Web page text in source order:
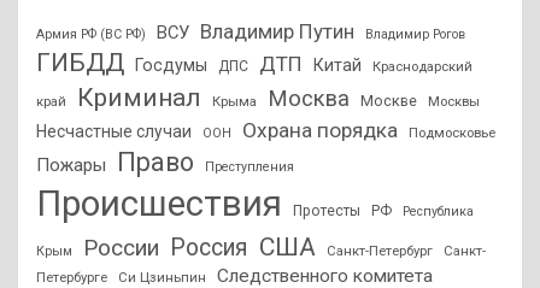
Армия РФ (ВС РФ) ВСУ Владимир Путин Владимир Рогов
ГИБДД Госдумы ДПС ДТП Китай Краснодарский
край Криминал Крыма Москва Москве Москвы
Несчастные случаи ООН Охрана порядка Подмосковье
Пожары Право Преступления
Происшествия Протесты РФ Республика
Крым России Россия США Санкт-Петербург
Санкт-
Петербурге
Си Цзиньпин
Следственного комитета